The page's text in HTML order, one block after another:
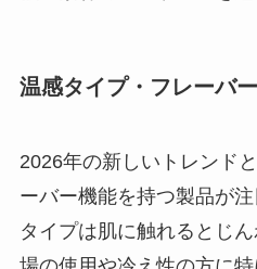
温感タイプ・フレーバ
2026年の新しいトレンド
ーバー機能を持つ製品が
タイプは肌に触れるとじ